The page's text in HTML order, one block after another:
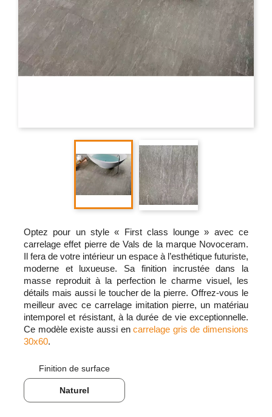
Optez pour un style « First class lounge » avec ce
carrelage effet pierre de Vals de la marque Novoceram.
Il fera de votre intérieur un espace à l’esthétique futuriste,
moderne et luxueuse. Sa finition incrustée dans la
masse reproduit à la perfection le charme visuel, les
détails mais aussi le toucher de la pierre. Offrez-vous le
meilleur avec ce carrelage imitation pierre, un matériau
intemporel et résistant, à la durée de vie exceptionnelle.
Ce modèle existe aussi encarrelage gris de dimensions
30x60.
Finition de surface
Naturel